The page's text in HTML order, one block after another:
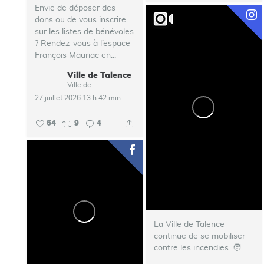
Envie de déposer des
dons ou de vous inscrire
sur les listes de bénévoles
? Rendez-vous à l’espace
François Mauriac en...
Ville de Talence
27 juillet 2026 13 h 42 min
64 9 4
La Ville de Talence
continue de se mobiliser
contre les incendies. ‍🧑‍